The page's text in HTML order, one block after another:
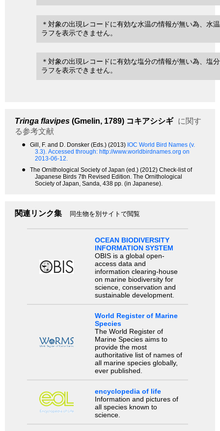
＊対象の出現レコードに有効な水温の情報が無い為、水
ラフを表示できません。
＊対象の出現レコードに有効な塩分の情報が無い為、塩
ラフを表示できません。
Tringa flavipes (Gmelin, 1789) コキアシシギ に関す
る参考文献
● Gill, F. and D. Donsker (Eds.) (2013) IOC World Bird Names (v.
3.3). Accessed through: http://www.worldbirdnames.org on
2013-06-12.
●
The Ornithological Society of Japan (ed.) (2012) Check-list of
Japanese Birds 7th Revised Edition. The Ornithological
Society of Japan, Sanda, 438 pp. (in Japanese).
関連リンク集 同生物を別サイトで閲覧
OCEAN BIODIVERSITY
INFORMATION SYSTEM
OBIS is a global open-
access data and
information clearing-house
on marine biodiversity for
science, conservation and
sustainable development.
World Register of Marine
Species
The World Register of
Marine Species aims to
provide the most
authoritative list of names of
all marine species globally,
ever published.
encyclopedia of life
Information and pictures of
all species known to
science.